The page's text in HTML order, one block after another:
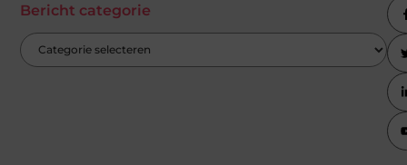
Bericht categorie